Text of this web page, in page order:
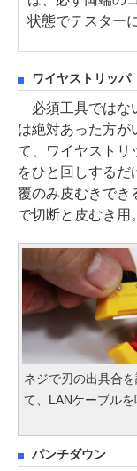
状態でテスター
ワイヤストリッパ
必須工具ではな
は絶対あった方が
て、ワイヤストリ
をひと回しするだ
覆のみ皮むきでき
で切断と皮むき用。
ネジで刃の出具合を
て、LANケーブルを
パンチダウン